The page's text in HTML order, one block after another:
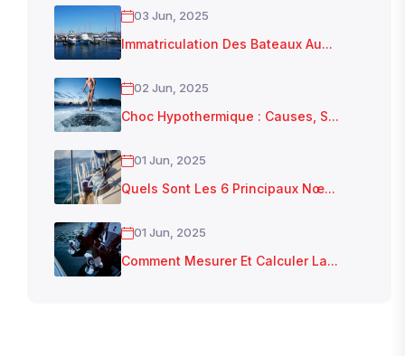
03 Jun, 2025
Immatriculation Des Bateaux Au...
02 Jun, 2025
Choc Hypothermique : Causes, S...
01 Jun, 2025
Quels Sont Les 6 Principaux Nœ...
01 Jun, 2025
Comment Mesurer Et Calculer La...